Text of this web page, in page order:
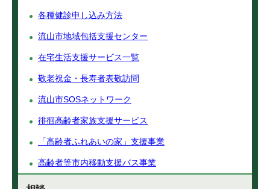
各種健診申し込み方法
流山市地域包括支援センター
在宅生活支援サービス一覧
敬老祝金・長寿者表敬訪問
流山市SOSネットワーク
徘徊高齢者家族支援サービス
「高齢者ふれあいの家」支援事業
高齢者等市内移動支援バス事業